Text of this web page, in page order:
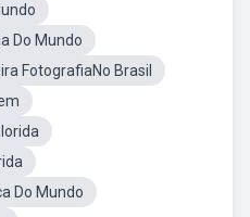
Do Mundo
FotografiaNo Brasil
Do Mundo